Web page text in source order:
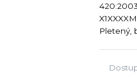
Pletený,